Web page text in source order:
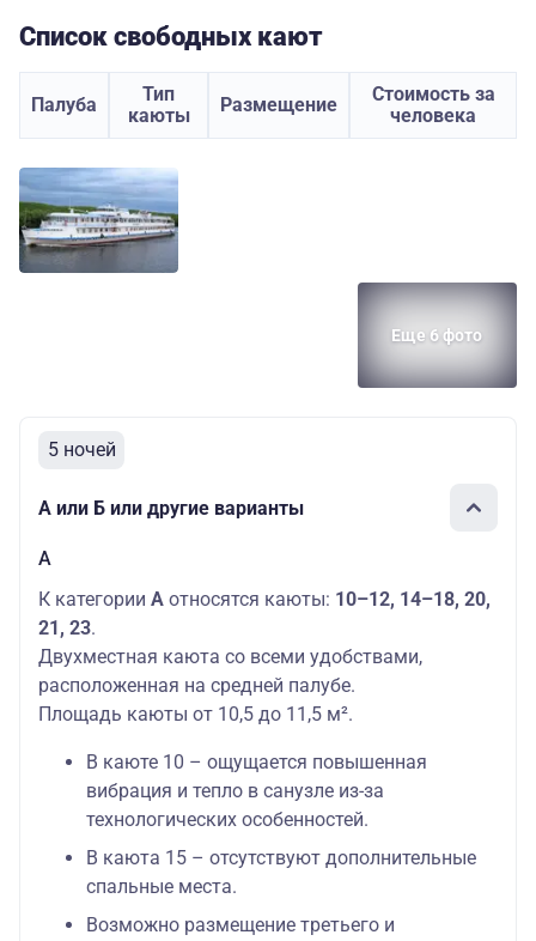
Список свободных кают
Палуба
Тип
каюты
Размещение
Стоимость за
человека
Еще 6 фото
5 ночей
А или Б или другие варианты
А
К категории А относятся каюты: 10–12, 14–18, 20,
21, 23.
Двухместная каюта со всеми удобствами,
расположенная на средней палубе.
Площадь каюты от 10,5 до 11,5 м².
В каюте 10 – ощущается повышенная
вибрация и тепло в санузле из-за
технологических особенностей.
В каюта 15 – отсутствуют дополнительные
спальные места.
Возможно размещение третьего и